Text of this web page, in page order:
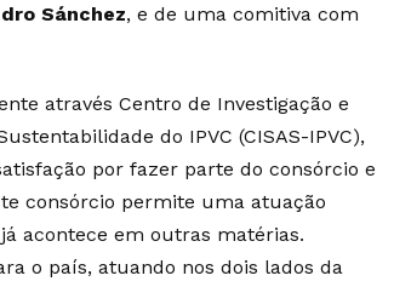
Sánchez, e de uma comitiva com
através Centro de Investigação e
do IPVC (CISAS-IPVC),
por fazer parte do consórcio e
consórcio permite uma atuação
acontece em outras matérias.
o país, atuando nos dois lados da